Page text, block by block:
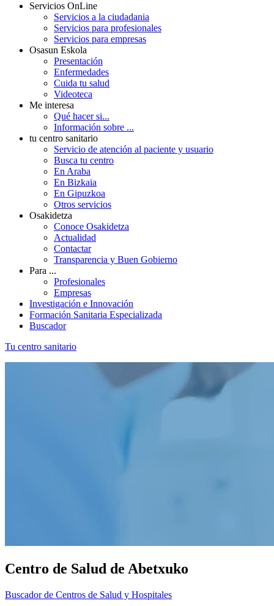
Servicios OnLine
Servicios a la ciudadania
Servicios para profesionales
Servicios para empresas
Osasun Eskola
Presentación
Enfermedades
Cuida tu salud
Videoteca
Me interesa
Qué hacer si...
Información sobre ...
tu centro sanitario
Servicio de atención al paciente y usuario
Busca tu centro
En Araba
En Bizkaia
En Gipuzkoa
Otros servicios
Osakidetza
Conoce Osakidetza
Actualidad
Contactar
Transparencia y Buen Gobierno
Para ...
Profesionales
Empresas
Investigación e Innovación
Formación Sanitaria Especializada
Buscador
Tu centro sanitario
Centro de Salud de Abetxuko
Buscador de Centros de Salud y Hospitales